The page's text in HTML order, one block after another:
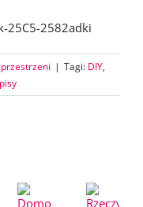
| Tagi: DIY,